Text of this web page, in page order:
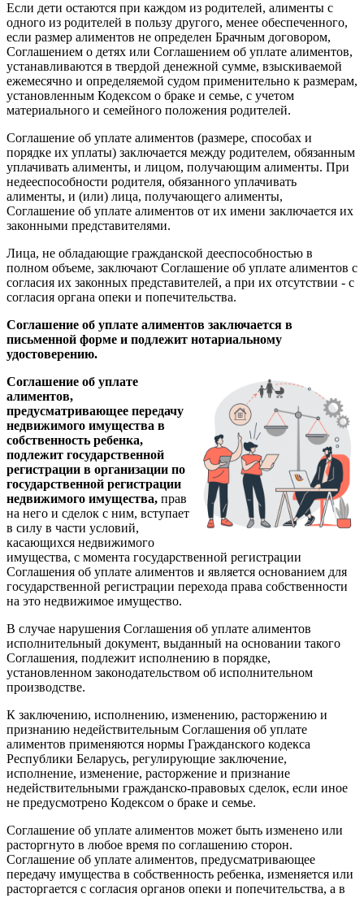
Если дети остаются при каждом из родителей, алименты с
одного из родителей в пользу другого, менее обеспеченного,
если размер алиментов не определен Брачным договором,
Соглашением о детях или Соглашением об уплате алиментов,
устанавливаются в твердой денежной сумме, взыскиваемой
ежемесячно и определяемой судом применительно к размерам,
установленным Кодексом о браке и семье, с учетом
материального и семейного положения родителей.
Соглашение об уплате алиментов (размере, способах и
порядке их уплаты) заключается между родителем, обязанным
уплачивать алименты, и лицом, получающим алименты. При
недееспособности родителя, обязанного уплачивать
алименты, и (или) лица, получающего алименты,
Соглашение об уплате алиментов от их имени заключается их
законными представителями.
Лица, не обладающие гражданской дееспособностью в
полном объеме, заключают Соглашение об уплате алиментов с
согласия их законных представителей, а при их отсутствии - с
согласия органа опеки и попечительства.
Соглашение об уплате алиментов заключается в
письменной форме и подлежит нотариальному
удостоверению.
Соглашение об уплате
алиментов,
предусматривающее передачу
недвижимого имущества в
собственность ребенка,
подлежит государственной
регистрации в организации по
государственной регистрации
недвижимого имущества, прав
на него и сделок с ним, вступает
в силу в части условий,
касающихся недвижимого
имущества, с момента государственной регистрации
Соглашения об уплате алиментов и является основанием для
государственной регистрации перехода права собственности
на это недвижимое имущество.
В случае нарушения Соглашения об уплате алиментов
исполнительный документ, выданный на основании такого
Соглашения, подлежит исполнению в порядке,
установленном законодательством об исполнительном
производстве.
К заключению, исполнению, изменению, расторжению и
признанию недействительным Соглашения об уплате
алиментов применяются нормы Гражданского кодекса
Республики Беларусь, регулирующие заключение,
исполнение, изменение, расторжение и признание
недействительными гражданско-правовых сделок, если иное
не предусмотрено Кодексом о браке и семье.
Соглашение об уплате алиментов может быть изменено или
расторгнуто в любое время по соглашению сторон.
Соглашение об уплате алиментов, предусматривающее
передачу имущества в собственность ребенка, изменяется или
расторгается с согласия органов опеки и попечительства, а в